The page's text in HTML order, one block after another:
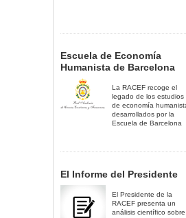
Escuela de Economía
Humanista de Barcelona
La RACEF recoge el
legado de los estudios
de economía
desarrollados por la
Escuela de Barcelona
El Informe del Presidente
El Presidente de la
RACEF presenta un
análisis científico